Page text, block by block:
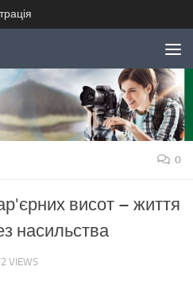
0
висот – життя
насильства
VIEWS